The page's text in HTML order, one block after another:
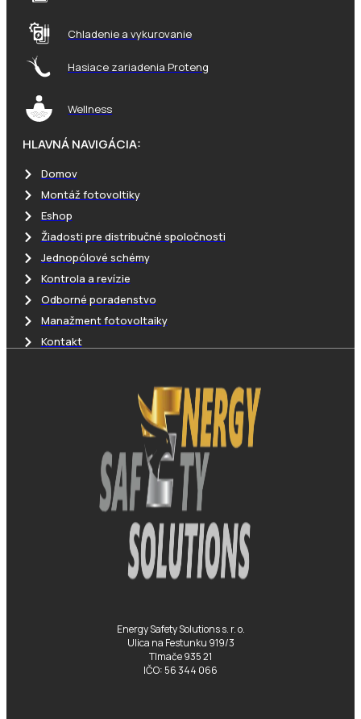
Chladenie a vykurovanie
Hasiace zariadenia Proteng
Wellness
HLAVNÁ NAVIGÁCIA:
Domov
Montáž fotovoltiky
Eshop
Žiadosti pre distribučné spoločnosti
Jednopólové schémy
Kontrola a revízie
Odborné poradenstvo
Manažment fotovoltaiky
Kontakt
Energy Safety Solutions s. r. o.
Ulica na Festunku 919/3
Tlmače 935 21
IČO: 56 344 066